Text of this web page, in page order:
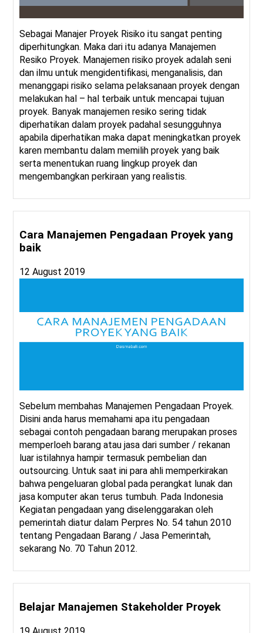
Sebagai Manajer Proyek Risiko itu sangat penting
diperhitungkan. Maka dari itu adanya Manajemen
Resiko Proyek. Manajemen risiko proyek adalah seni
dan ilmu untuk mengidentifikasi, menganalisis, dan
menanggapi risiko selama pelaksanaan proyek dengan
melakukan hal – hal terbaik untuk mencapai tujuan
proyek. Banyak manajemen resiko sering tidak
diperhatikan dalam proyek padahal sesungguhnya
apabila diperhatikan maka dapat meningkatkan proyek
karen membantu dalam memilih proyek yang baik
serta menentukan ruang lingkup proyek dan
mengembangkan perkiraan yang realistis.
Cara Manajemen Pengadaan Proyek yang
baik
12 August 2019
Sebelum membahas Manajemen Pengadaan Proyek.
Disini anda harus memahami apa itu pengadaan
sebagai contoh pengadaan barang merupakan proses
memperloeh barang atau jasa dari sumber / rekanan
luar istilahnya hampir termasuk pembelian dan
outsourcing. Untuk saat ini para ahli memperkirakan
bahwa pengeluaran global pada perangkat lunak dan
jasa komputer akan terus tumbuh. Pada Indonesia
Kegiatan pengadaan yang diselenggarakan oleh
pemerintah diatur dalam Perpres No. 54 tahun 2010
tentang Pengadaan Barang / Jasa Pemerintah,
sekarang No. 70 Tahun 2012.
Belajar Manajemen Stakeholder Proyek